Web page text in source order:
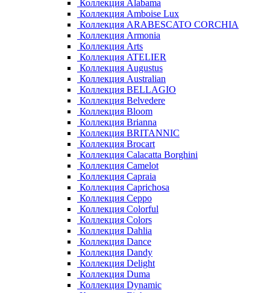
Коллекция Alabama
Коллекция Amboise Lux
Коллекция ARABESCATO CORCHIA
Коллекция Armonia
Коллекция Arts
Коллекция ATELIER
Коллекция Augustus
Коллекция Australian
Коллекция BELLAGIO
Коллекция Belvedere
Коллекция Bloom
Коллекция Brianna
Коллекция BRITANNIC
Коллекция Brocart
Коллекция Calacatta Borghini
Коллекция Camelot
Коллекция Capraia
Коллекция Caprichosa
Коллекция Ceppo
Коллекция Colorful
Коллекция Colors
Коллекция Dahlia
Коллекция Dance
Коллекция Dandy
Коллекция Delight
Коллекция Duma
Коллекция Dynamic